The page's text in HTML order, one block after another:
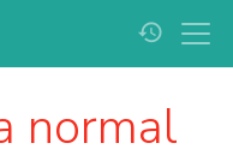
history
normal